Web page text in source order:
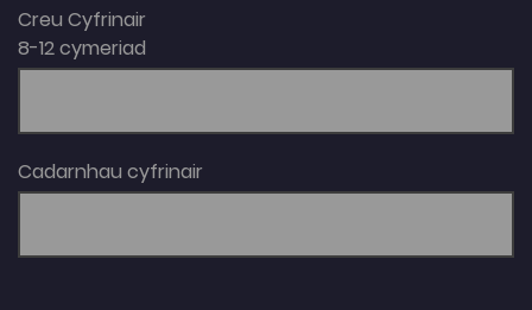
Creu Cyfrinair
8-12 cymeriad
Cadarnhau cyfrinair